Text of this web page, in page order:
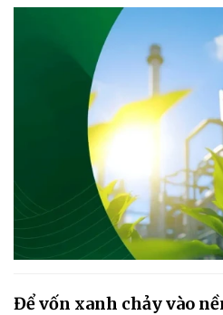
Để vốn xanh chảy vào